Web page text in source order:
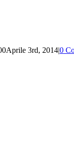
Aprile 3rd, 2014|0